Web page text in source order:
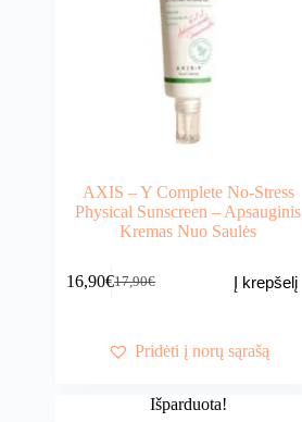
AXIS – Y Complete No-Stress
Physical Sunscreen – Apsauginis
Kremas Nuo Saulės
17,90€
Original
17,90€.
16,90€Current
16,90€.
Į krepšelį
Pridėti į norų sąrašą
Išparduota!